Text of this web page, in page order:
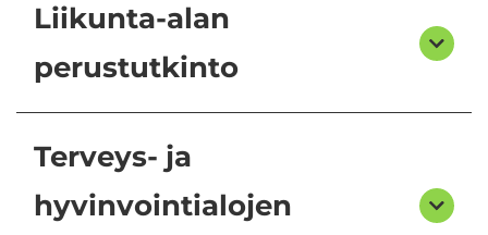
Liikunta-alan
perustutkinto
Terveys- ja
hyvinvointialojen